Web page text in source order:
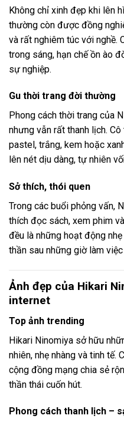
Không chỉ xinh đẹp khi lên
thường còn được đồng
và rất nghiêm túc với nghề.
trong sáng, hạn chế ồn ào
sự nghiệp.
Gu thời trang đời thường
Phong cách thời trang của
nhưng vẫn rất thanh lịch.
pastel, trắng, kem hoặc
lên nét dịu dàng, tự nhiên
Sở thích, thói quen
Trong các buổi phỏng vấn,
thích đọc sách, xem phim
đều là những hoạt động
thần sau những giờ làm
Ảnh đẹp của Hikari
internet
Top ảnh trending
Hikari Ninomiya sở hữu
nhiên, nhẹ nhàng và tinh tế.
cộng đồng mạng chia sẻ
thần thái cuốn hút.
Phong cách thanh lịch –